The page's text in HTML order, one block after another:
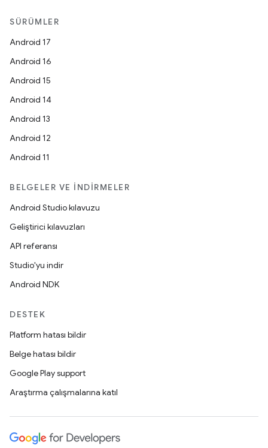
SÜRÜMLER
Android 17
Android 16
Android 15
Android 14
Android 13
Android 12
Android 11
BELGELER VE İNDIRMELER
Android Studio kılavuzu
Geliştirici kılavuzları
API referansı
Studio'yu indir
Android NDK
DESTEK
Platform hatası bildir
Belge hatası bildir
Google Play support
Araştırma çalışmalarına katıl